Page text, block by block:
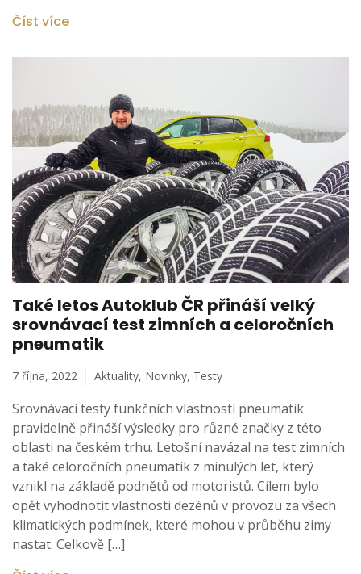
Číst více
Také letos Autoklub ČR přináší velký
srovnávací test zimních a celoročních
pneumatik
7 října, 2022 Aktuality, Novinky, Testy
Srovnávací testy funkčních vlastností pneumatik
pravidelně přináší výsledky pro různé značky z této
oblasti na českém trhu. Letošní navázal na test zimních
a také celoročních pneumatik z minulých let, který
vznikl na základě podnětů od motoristů. Cílem bylo
opět vyhodnotit vlastnosti dezénů v provozu za všech
klimatických podmínek, které mohou v průběhu zimy
nastat. Celkově […]